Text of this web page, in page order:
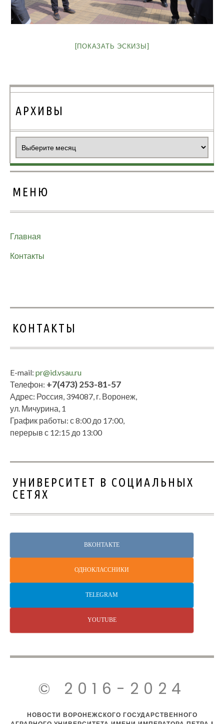
[ПОКАЗАТЬ ЭСКИЗЫ]
АРХИВЫ
МЕНЮ
Главная
Контакты
КОНТАКТЫ
E-mail: pr@id.vsau.ru
Телефон: +7(473) 253-81-57
Адрес: Россия, 394087, г. Воронеж,
ул. Мичурина, 1
График работы: с 8:00 до 17:00,
перерыв с 12:15 до 13:00
УНИВЕРСИТЕТ В СОЦИАЛЬНЫХ
СЕТЯХ
ВКОНТАКТЕ
ОДНОКЛАССНИКИ
TELEGRAM
YOUTUBE
© 2016-2024
НОВОСТИ ВОРОНЕЖСКОГО ГОСУДАРСТВЕННОГО